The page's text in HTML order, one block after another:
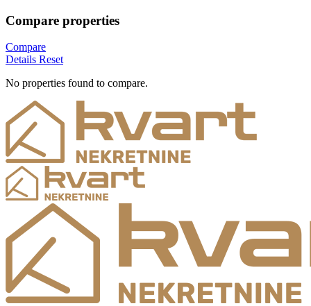
Compare properties
Compare
Details Reset
No properties found to compare.